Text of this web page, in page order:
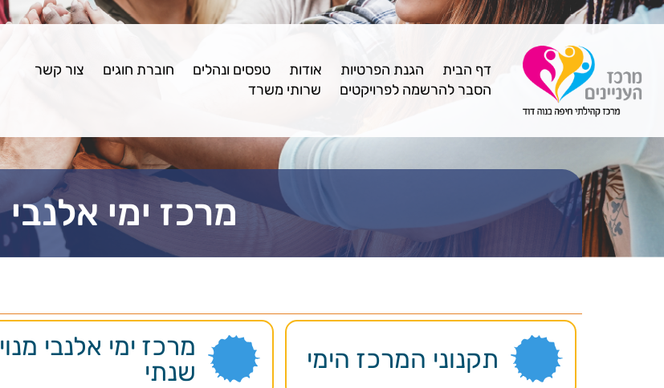
דף הבית הגנת הפרטיות אודות טפסים ונהלים חוברת חוגים
צור קשר
הסבר להרשמה לפרויקטים
שרותי משרד
מרכז ימי אלנבי
תקנוני המרכז הימי
מרכז ימי אלנבי מנוי
שנתי